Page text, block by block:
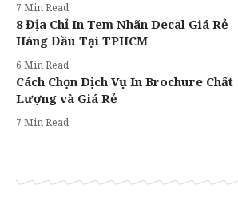
7 Min Read
8 Địa Chỉ In Tem Nhãn Decal Giá Rẻ
Hàng Đầu Tại TPHCM
6 Min Read
Cách Chọn Dịch Vụ In Brochure Chất
Lượng và Giá Rẻ
7 Min Read